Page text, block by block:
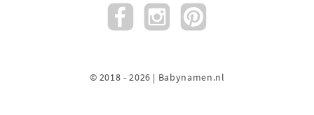
© 2018 - 2026 | Babynamen.nl